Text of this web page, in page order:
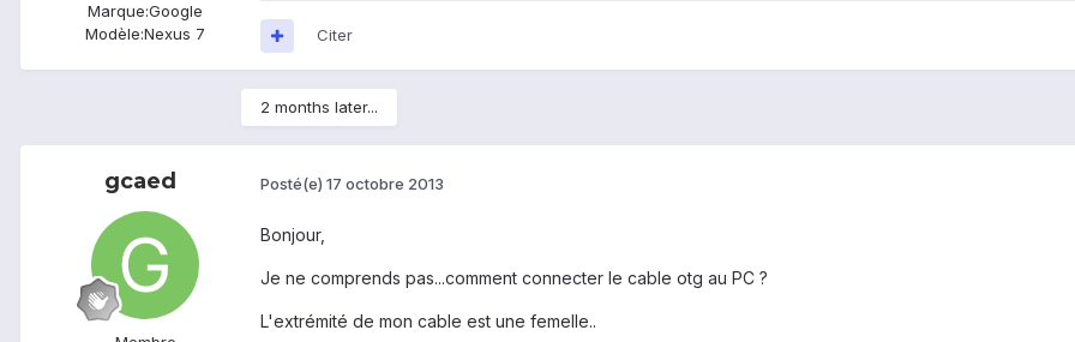
Marque:Google
Modèle:Nexus 7 Citer
2 months later...
gcaed Posté(e) 17 octobre 2013
Bonjour,
Je ne comprends pas...comment connecter le cable otg au PC ?
L'extrémité de mon cable est une femelle..